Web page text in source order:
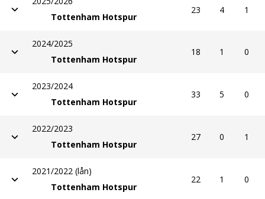
Tottenham Hotspur
23 4 1
2024/2025
Tottenham Hotspur
18 1 0
2023/2024
Tottenham Hotspur
33 5 0
2022/2023
Tottenham Hotspur
27 0 1
2021/2022 (lån)
Tottenham Hotspur
22 1 0